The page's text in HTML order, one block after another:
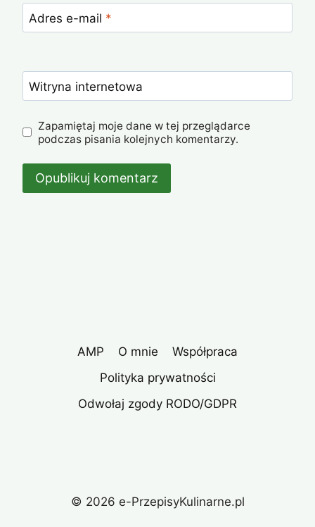
Adres e-mail *
Witryna internetowa
Zapamiętaj moje dane w tej przeglądarce
podczas pisania kolejnych komentarzy.
AMP O mnie
Współpraca
Polityka prywatności
Odwołaj zgody RODO/GDPR
© 2026 e-PrzepisyKulinarne.pl